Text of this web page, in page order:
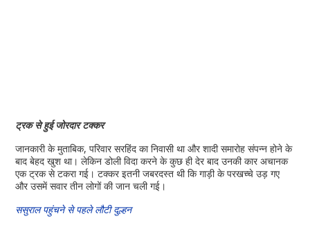
ट्रक से हुई जोरदार टक्कर
जानकारी के मुताबिक, परिवार सरहिंद का निवासी था और शादी समारोह संपन्न होने के
बाद बेहद खुश था। लेकिन डोली विदा करने के कुछ ही देर बाद उनकी कार अचानक
एक ट्रक से टकरा गई। टक्कर इतनी जबरदस्त थी कि गाड़ी के परखच्चे उड़ गए
और उसमें सवार तीन लोगों की जान चली गई।
ससुराल पहुंचने से पहले लौटी दुल्हन